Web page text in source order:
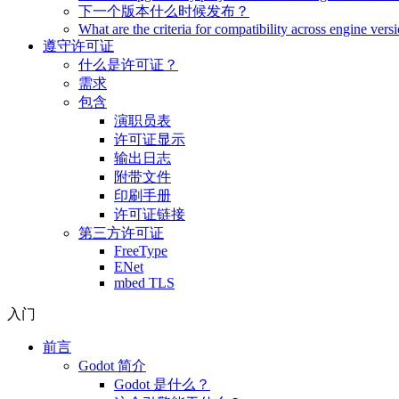
下一个版本什么时候发布？
What are the criteria for compatibility across engine
遵守许可证
什么是许可证？
需求
包含
演职员表
许可证显示
输出日志
附带文件
印刷手册
许可证链接
第三方许可证
FreeType
ENet
mbed TLS
入门
前言
Godot 简介
Godot 是什么？